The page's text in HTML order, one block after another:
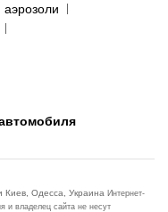
Киев, Одесса, Украина Интернет-
и владелец сайта не несут